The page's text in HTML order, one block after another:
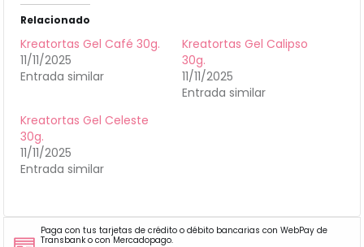
Relacionado
Kreatortas Gel Café 30g.
11/11/2025
Entrada similar
Kreatortas Gel Calipso
30g.
11/11/2025
Entrada similar
Kreatortas Gel Celeste
30g.
11/11/2025
Entrada similar
Paga con tus tarjetas de crédito o débito bancarias con WebPay de
Transbank o con Mercadopago.